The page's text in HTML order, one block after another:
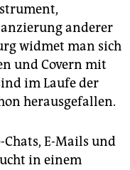
anderer
widmet man sich
und Covern mit
im Laufe der
herausgefallen.
E-Mails und
in einem